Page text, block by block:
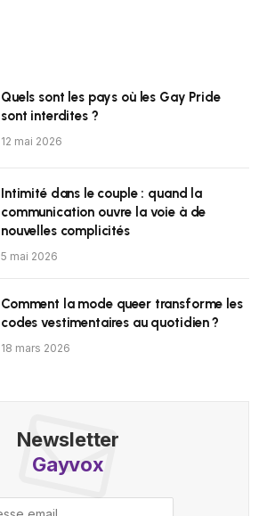
Quels sont les pays où les Gay Pride
sont interdites ?
12 mai 2026
Intimité dans le couple : quand la
communication ouvre la voie à de
nouvelles complicités
5 mai 2026
Comment la mode queer transforme les
codes vestimentaires au quotidien ?
18 mars 2026
Newsletter
Gayvox